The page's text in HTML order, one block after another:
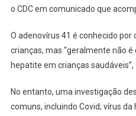
o CDC em comunicado que
O adenovírus 41 é conhecido
crianças, mas “geralmente não
hepatite em crianças saudáveis”,
No entanto, uma investigação
comuns, incluindo Covid; vírus da